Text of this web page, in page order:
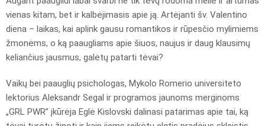
vienas kitam, bet ir kalbėjimasis apie ją. Artėjanti šv. Valentino
diena – laikas, kai aplink gausu romantikos ir rūpesčio mylimiems
žmonėms, o ką paaugliams apie šiuos, naujus ir daug klausimų
keliančius jausmus, galėtų patarti tėvai?
Vaikų bei paauglių psichologas, Mykolo Romerio universiteto
lektorius Aleksandr Segal ir programos jaunoms merginoms
„GRL PWR” įkūrėja Eglė Kislovski dalinasi patarimas apie tai, ką